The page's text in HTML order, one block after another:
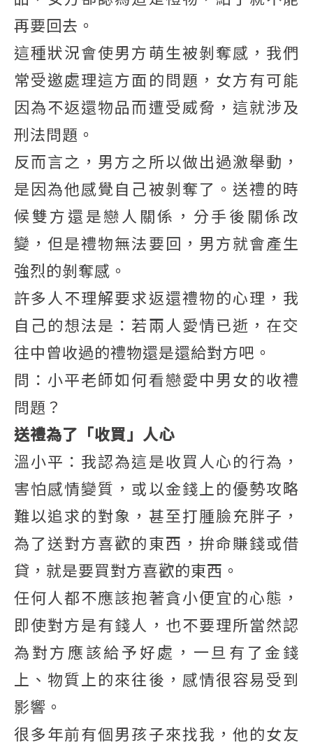
再要回去。
這種狀況會使男方萌生被剝奪感，我們
常受邀處理這方面的問題，女方有可能
因為不返還物品而遭受威脅，這就涉及
刑法問題。
反而言之，男方之所以做出過激舉動，
是因為他感覺自己被剝奪了。送禮的時
候雙方還是戀人關係，分手後關係改
變，但是禮物無法要回，男方就會產生
強烈的剝奪感。
許多人不理解要求返還禮物的心理，我
自己的想法是：若兩人愛情已逝，在交
往中曾收過的禮物還是還給對方吧。
問：小平老師如何看戀愛中男女的收禮
問題？
送禮為了「收買」人心
溫小平：我認為這是收買人心的行為，
害怕感情變質，或以金錢上的優勢攻略
難以追求的對象，甚至打腫臉充胖子，
為了送對方喜歡的東西，拚命賺錢或借
貸，就是要買對方喜歡的東西。
任何人都不應該抱著貪小便宜的心態，
即使對方是有錢人，也不要理所當然認
為對方應該給予好處，一旦有了金錢
上、物質上的來往後，感情很容易受到
影響。
很多年前有個男孩子來找我，他的女友